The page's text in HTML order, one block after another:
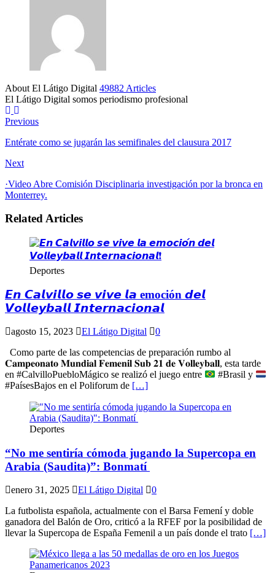
About El Látigo Digital49882 Articles
Website
Facebook
Previous
Entérate como se jugarán las semifinales del clausura 2017
Next
·Video Abre Comisión Disciplinaria investigación por la bronca en
Related Articles
Deportes
𝙀𝙣 𝘾𝙖𝙡𝙫𝙞𝙡𝙡𝙤 𝙨𝙚 𝙫𝙞𝙫𝙚 𝙡𝙖 emoción 𝙙𝙚𝙡
𝙑𝙤𝙡𝙡𝙚𝙮𝙗𝙖𝙡𝙡 𝙄𝙣𝙩𝙚𝙧𝙣𝙖𝙘𝙞𝙤𝙣𝙖𝙡
agosto 15, 2023 El Látigo Digital
0
Como parte de las competencias de preparación rumbo al
en #CalvilloPuebloMágico se realizó el juego entre
#Brasil y
#PaísesBajos en el Poliforum de […]
Deportes
“No me sentiría cómoda jugando la Supercopa en
Arabia (Saudita)”: Bonmatí
enero 31, 2025 El Látigo Digital
La futbolista española, actualmente con el Barsa Femení y doble
llevar la Supercopa de España Femenil a un país donde el trato[…]
Deportes